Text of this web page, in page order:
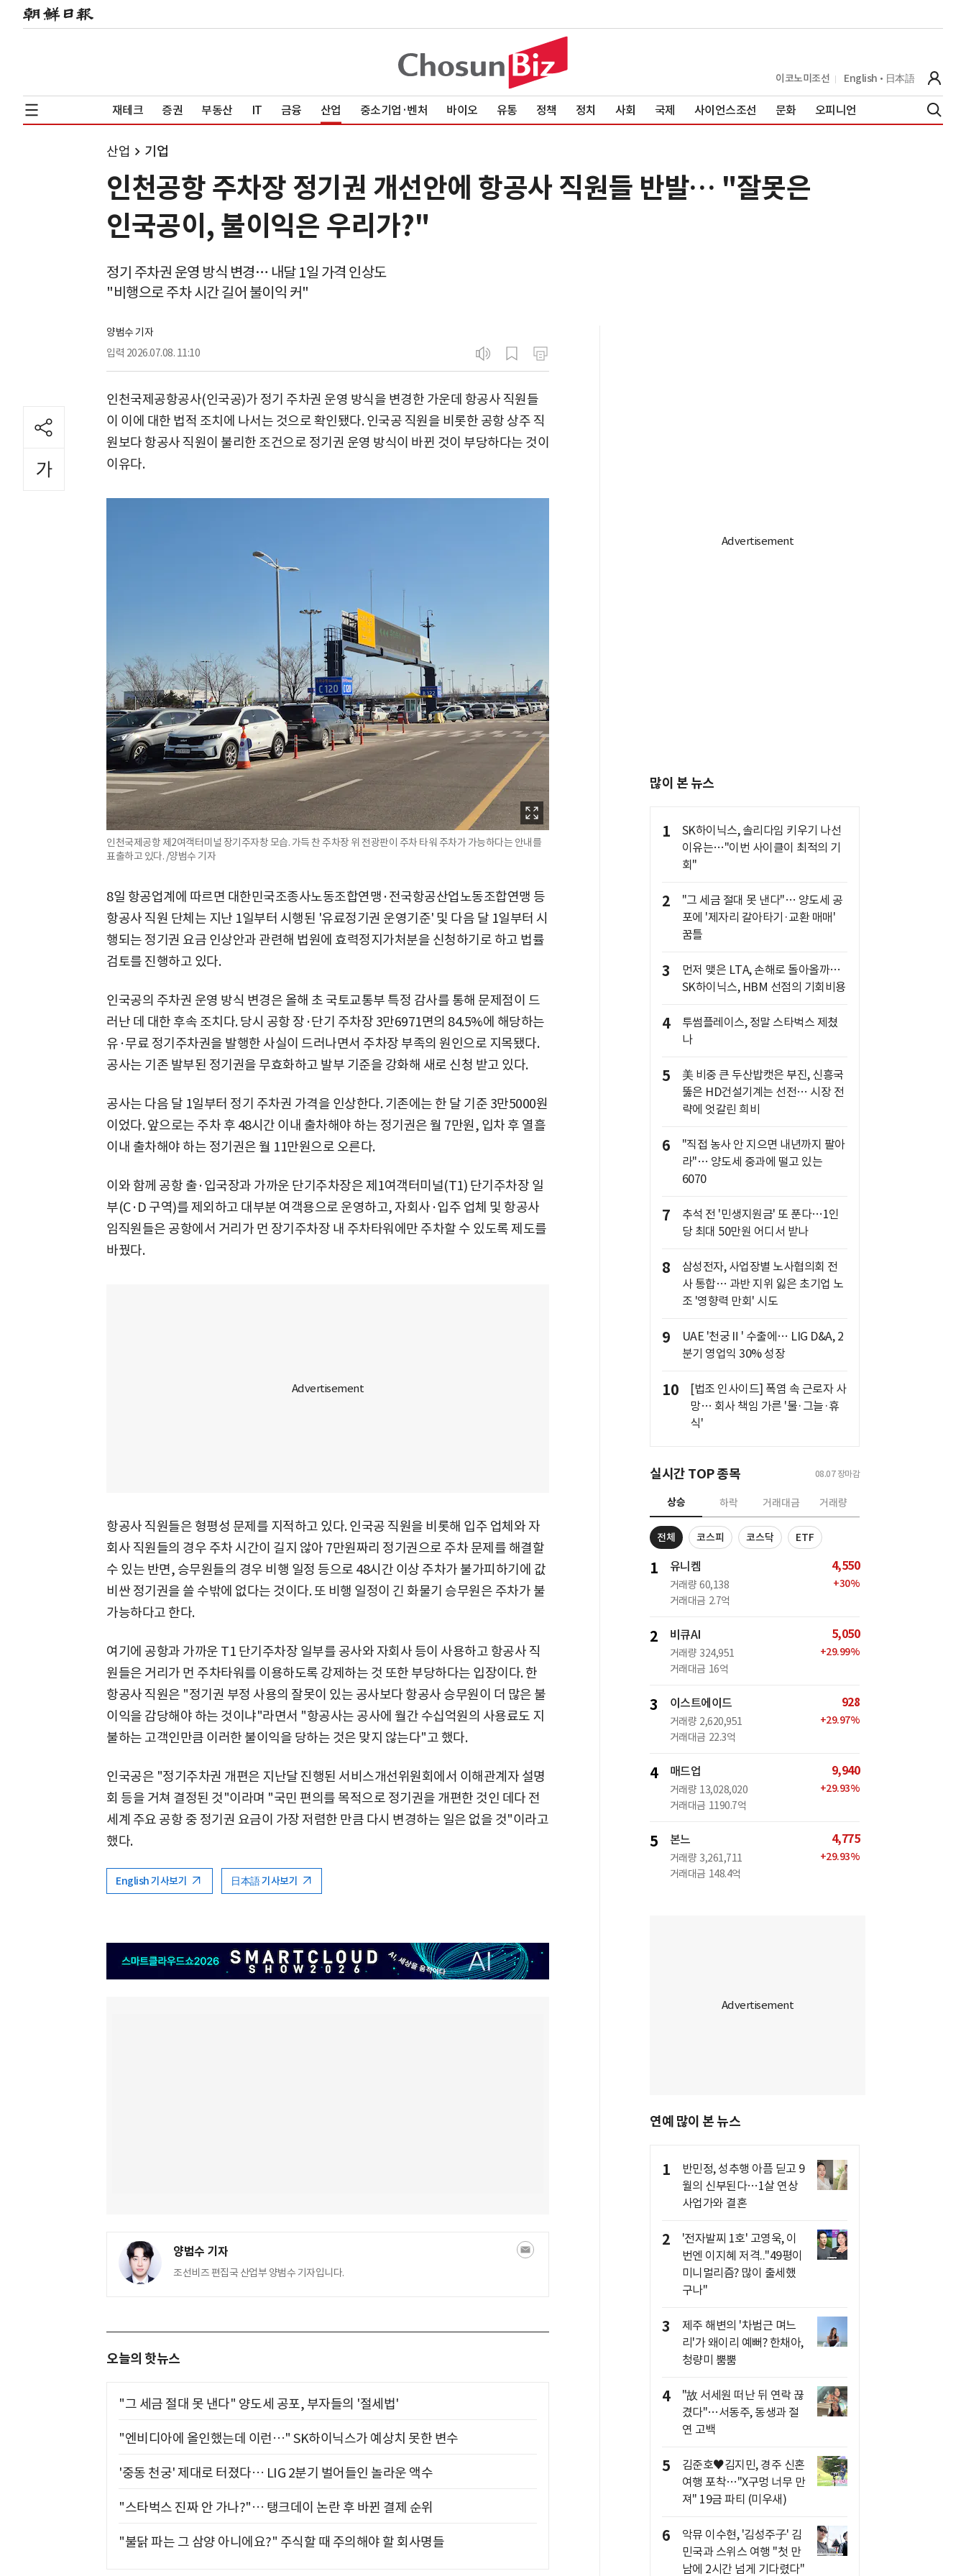
이코노미조선 English 日本語
재테크 증권 부동산 IT 금융 산업 중소기업·벤처 바이오 유통 정책 정치 사회 국제 사이언스조선 문화 오피니언
산업 기업
인천공항 주차장 정기권 개선안에 항공사 직원들 반발… "잘못은
인국공이, 불이익은 우리가?"
정기 주차권 운영 방식 변경… 내달 1일 가격 인상도
"비행으로 주차 시간 길어 불이익 커"
양범수 기자
입력 2026.07.08. 11:10
인천국제공항공사(인국공)가 정기 주차권 운영 방식을 변경한 가운데 항공사 직원들
이 이에 대한 법적 조치에 나서는 것으로 확인됐다. 인국공 직원을 비롯한 공항 상주 직
원보다 항공사 직원이 불리한 조건으로 정기권 운영 방식이 바뀐 것이 부당하다는 것이
이유다.
인천국제공항 제2여객터미널 장기주자창 모습. 가득 찬 주차장 위 전광판이 주차 타워 주차가 가능하다는 안내를
표출하고 있다. /양범수 기자
8일 항공업계에 따르면 대한민국조종사노동조합연맹·전국항공산업노동조합연맹 등
항공사 직원 단체는 지난 1일부터 시행된 '유료정기권 운영기준' 및 다음 달 1일부터 시
행되는 정기권 요금 인상안과 관련해 법원에 효력정지가처분을 신청하기로 하고 법률
검토를 진행하고 있다.
인국공의 주차권 운영 방식 변경은 올해 초 국토교통부 특정 감사를 통해 문제점이 드
러난 데 대한 후속 조치다. 당시 공항 장·단기 주차장 3만6971면의 84.5%에 해당하는
유·무료 정기주차권을 발행한 사실이 드러나면서 주차장 부족의 원인으로 지목됐다.
공사는 기존 발부된 정기권을 무효화하고 발부 기준을 강화해 새로 신청 받고 있다.
공사는 다음 달 1일부터 정기 주차권 가격을 인상한다. 기존에는 한 달 기준 3만5000원
이었다. 앞으로는 주차 후 48시간 이내 출차해야 하는 정기권은 월 7만원, 입차 후 열흘
이내 출차해야 하는 정기권은 월 11만원으로 오른다.
이와 함께 공항 출·입국장과 가까운 단기주차장은 제1여객터미널(T1) 단기주차장 일
부(C·D 구역)를 제외하고 대부분 여객용으로 운영하고, 자회사·입주 업체 및 항공사
임직원들은 공항에서 거리가 먼 장기주차장 내 주차타워에만 주차할 수 있도록 제도를
바꿨다.
항공사 직원들은 형평성 문제를 지적하고 있다. 인국공 직원을 비롯해 입주 업체와 자
회사 직원들의 경우 주차 시간이 길지 않아 7만원짜리 정기권으로 주차 문제를 해결할
수 있는 반면, 승무원들의 경우 비행 일정 등으로 48시간 이상 주차가 불가피하기에 값
비싼 정기권을 쓸 수밖에 없다는 것이다. 또 비행 일정이 긴 화물기 승무원은 주차가 불
가능하다고 한다.
여기에 공항과 가까운 T1 단기주차장 일부를 공사와 자회사 등이 사용하고 항공사 직
원들은 거리가 먼 주차타워를 이용하도록 강제하는 것 또한 부당하다는 입장이다. 한
항공사 직원은 "정기권 부정 사용의 잘못이 있는 공사보다 항공사 승무원이 더 많은 불
이익을 감당해야 하는 것이냐"라면서 "항공사는 공사에 월간 수십억원의 사용료도 지
불하는 고객인만큼 이러한 불이익을 당하는 것은 맞지 않는다"고 했다.
인국공은 "정기주차권 개편은 지난달 진행된 서비스개선위원회에서 이해관계자 설명
회 등을 거쳐 결정된 것"이라며 "국민 편의를 목적으로 정기권을 개편한 것인 데다 전
세계 주요 공항 중 정기권 요금이 가장 저렴한 만큼 다시 변경하는 일은 없을 것"이라고
했다.
English 기사보기 日本語 기사보기
양범수 기자
조선비즈 편집국 산업부 양범수 기자입니다.
오늘의 핫뉴스
"그 세금 절대 못 낸다" 양도세 공포, 부자들의 '절세법'
"엔비디아에 올인했는데 이런…" SK하이닉스가 예상치 못한 변수
'중동 천궁' 제대로 터졌다… LIG 2분기 벌어들인 놀라운 액수
"스타벅스 진짜 안 가나?"… 탱크데이 논란 후 바뀐 결제 순위
"불닭 파는 그 삼양 아니에요?" 주식할 때 주의해야 할 회사명들
많이 본 뉴스
1
SK하이닉스, 솔리다임 키우기 나선
이유는…"이번 사이클이 최적의 기
회"
2
"그 세금 절대 못 낸다"… 양도세 공
포에 '제자리 갈아타기·교환 매매'
꿈틀
3
먼저 맺은 LTA, 손해로 돌아올까…
SK하이닉스, HBM 선점의 기회비용
4
투썸플레이스, 정말 스타벅스 제쳤
나
5
美 비중 큰 두산밥캣은 부진, 신흥국
뚫은 HD건설기계는 선전… 시장 전
략에 엇갈린 희비
6
"직접 농사 안 지으면 내년까지 팔아
라"… 양도세 중과에 떨고 있는
6070
7
추석 전 '민생지원금' 또 푼다…1인
당 최대 50만원 어디서 받나
8
삼성전자, 사업장별 노사협의회 전
사 통합… 과반 지위 잃은 초기업 노
조 '영향력 만회' 시도
9
UAE '천궁Ⅱ' 수출에… LIG D&A, 2
분기 영업익 30% 성장
10
[법조 인사이드] 폭염 속 근로자 사
망… 회사 책임 가른 '물·그늘·휴
식'
실시간 TOP 종목 08.07 장마감
상승 하락 거래대금 거래량
전체 코스피 코스닥 ETF
1 유니켐
거래량 60,138
거래대금 2.7억
4,550
+30%
2 비큐AI
거래량 324,951
거래대금 16억
5,050
+29.99%
3 이스트에이드
거래량 2,620,951
거래대금 22.3억
928
+29.97%
4 매드업
거래량 13,028,020
거래대금 1190.7억
9,940
+29.93%
5 본느
거래량 3,261,711
거래대금 148.4억
4,775
+29.93%
연예 많이 본 뉴스
1
반민정, 성추행 아픔 딛고 9
월의 신부된다…1살 연상
사업가와 결혼
2
'전자발찌 1호' 고영욱, 이
번엔 이지혜 저격.."49평이
미니멀리즘? 많이 출세했
구나"
3
제주 해변의 '차범근 며느
리'가 왜이리 예뻐? 한채아,
청량미 뿜뿜
4
"故 서세원 떠난 뒤 연락 끊
겼다"…서동주, 동생과 절
연 고백
5
김준호♥김지민, 경주 신혼
여행 포착…"X구멍 너무 만
져" 19금 파티 (미우새)
6
악뮤 이수현, '김성주子' 김
민국과 스위스 여행 "첫 만
남에 2시간 넘게 기다렸다"